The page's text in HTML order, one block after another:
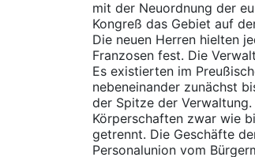
mit der Neuordnung der
Kongreß das Gebiet auf
Die neuen Herren hielten
Franzosen fest. Die
Es existierten im
nebeneinander zunächst
der Spitze der
Körperschaften zwar wie
getrennt. Die Geschäfte
Personalunion vom